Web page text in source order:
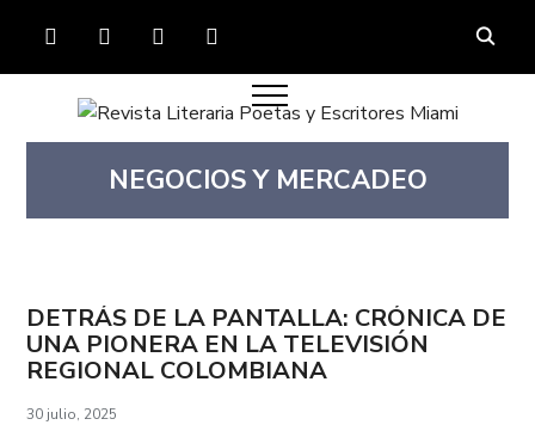
FACEBOOKTWITTERINSTAGRAMYOUTUBE
NEGOCIOS Y MERCADEO
DETRÁS DE LA PANTALLA: CRÓNICA DE
UNA PIONERA EN LA TELEVISIÓN
REGIONAL COLOMBIANA
30 julio, 2025